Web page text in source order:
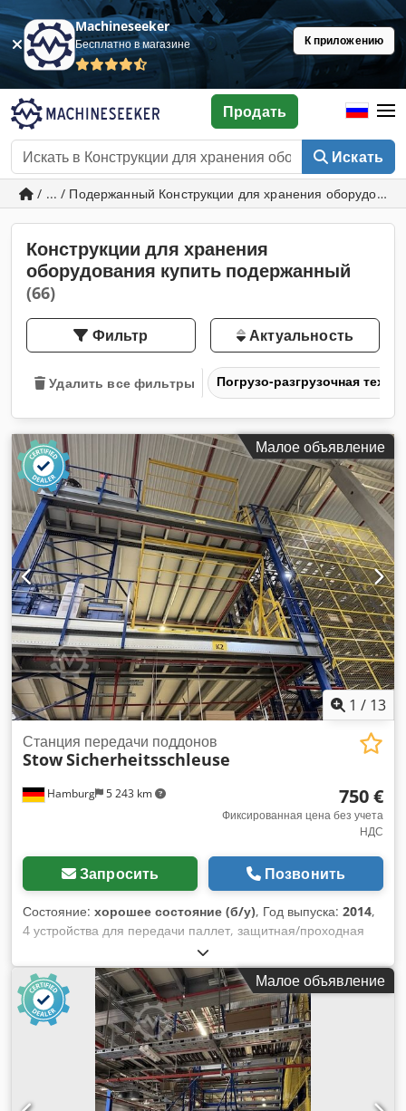
Machineseeker
Бесплатно в магазине К приложению
Искать
Продать
/ ... / Подержанный Конструкции для хранения
Конструкции для хранения
оборудования купить подержанный
(66)
Фильтр Актуальность
Удалить все фильтры Погрузо-разгрузочная
Малое объявление
1 / 13
Hamburg 5 243 km
Станция передачи поддонов
StowSicherheitsschleuse
750 €
Фиксированная цена без учета
НДС
Запросить Позвонить
Состояние: хорошее состояние (б/у), Год выпуска: 2014,
4 устройства для передачи паллет, защитная/проходная
дверь – бывшие в употреблении: Цена за штуку с места
нахождения: 750 евро (без НДС), демонтированы,
упакованы и готовы к погрузке! Производитель: неизвестен
Тип: неизвестен Год выпуска: 2014 Dedpjzq Aalofx Agmewa
Минимум 2 устройства желтого цвета Внутренняя ширина
ок. 3,20 м, глубина ок. 1,60 м, высота ок. 2,60 м Минимум 2
оцинкованных устройства Внутренняя ширина ок. 3,18 м,
глубина ок. 1,60 м, высота ок. 2,60 м Состояние: хорошее
Доступность: примерно с 4-го квартала 2026 года
Малое объявление